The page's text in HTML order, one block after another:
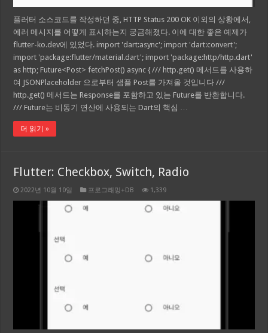
플러터 소스코드를 작성하던 중, HTTP Status 200 OK 이외의 상황에서,
에러 메시지를 어떻게 표시하는지 궁금해졌다. 이에 대한 좋은 예제가
flutter-ko.dev에 있었다. import 'dart:async'; import 'dart:convert';
import 'package:flutter/material.dart'; import 'package:http/http.dart'
as http; Future<Post> fetchPost() async { /// http.get() 메서드를 사용하
여 JSONPlaceholder 으로부터 샘플 Post를 가져올 것입니다 ///
http.get() 메서드는 Response를 포함하고 있는 Future를 반환합니다.
/// Future는 비동기 연산에 사용되는 Dart의 핵심 …
더 읽기 »
Flutter: Checkbox, Switch, Radio
2022년 10월 10일 프로그래밍+DB 1,339